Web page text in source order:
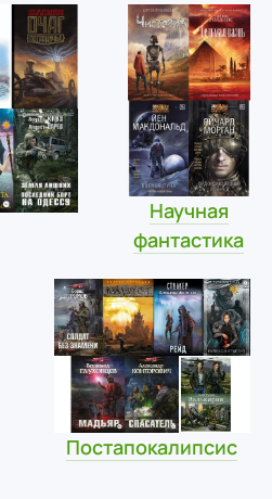
Научная
фантастика
Постапокалипсис